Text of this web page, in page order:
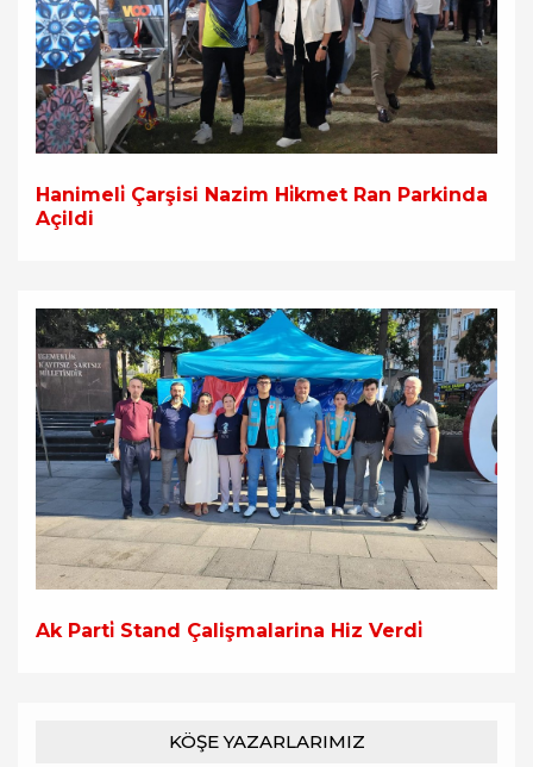
Hanimeli̇ Çarşisi Nazim Hi̇kmet Ran Parkinda
Açildi
Ak Parti̇ Stand Çalişmalarina Hiz Verdi̇
KÖŞE YAZARLARIMIZ